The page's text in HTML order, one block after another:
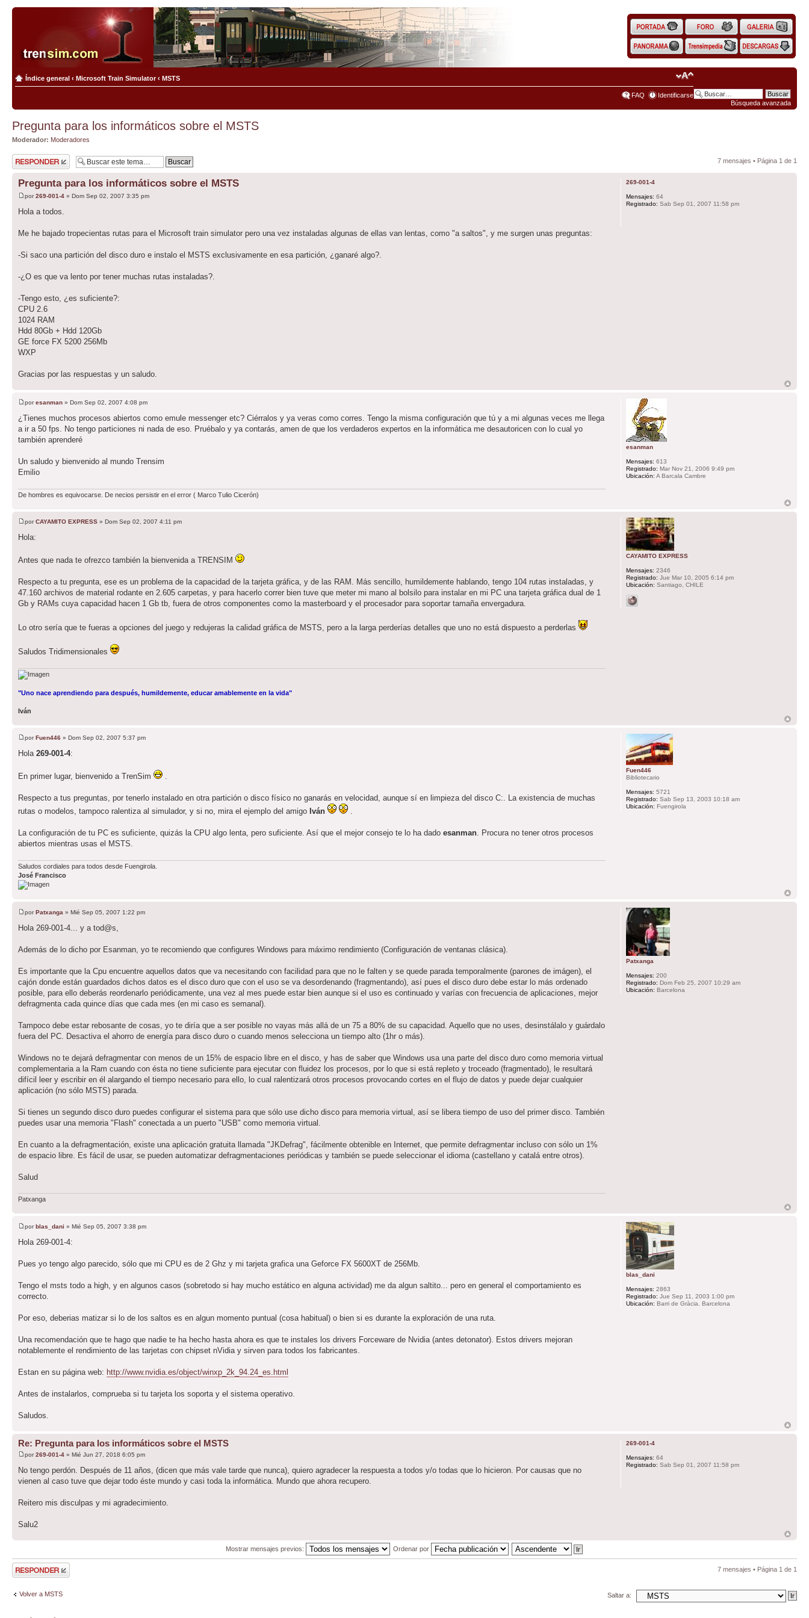
Búsqueda avanzada
Índice general ‹ Microsoft Train Simulator ‹ MSTS
FAQ Identificarse
Pregunta para los informáticos sobre el MSTS
Moderador: Moderadores
Publicar una
respuesta
7 mensajes • Página 1 de 1
Pregunta para los informáticos sobre el MSTS
por269-001-4 » Dom Sep 02, 2007 3:35 pm
Hola a todos.
Me he bajado tropecientas rutas para el Microsoft train simulator pero una vez instaladas algunas de ellas van lentas, como "a saltos", y me surgen unas preguntas:
-Si saco una partición del disco duro e instalo el MSTS exclusivamente en esa partición, ¿ganaré algo?.
-¿O es que va lento por tener muchas rutas instaladas?.
-Tengo esto, ¿es suficiente?:
CPU 2.6
1024 RAM
Hdd 80Gb + Hdd 120Gb
GE force FX 5200 256Mb
WXP
Gracias por las respuestas y un saludo.
269-001-4
Mensajes: 64
Registrado: Sab Sep 01, 2007 11:58 pm
poresanman » Dom Sep 02, 2007 4:08 pm
¿Tienes muchos procesos abiertos como emule messenger etc? Ciérralos y ya veras como corres. Tengo la misma configuración que tú y a mi algunas veces me llega
a ir a 50 fps. No tengo particiones ni nada de eso. Pruébalo y ya contarás, amen de que los verdaderos expertos en la informática me desautoricen con lo cual yo
también aprenderé
Un saludo y bienvenido al mundo Trensim
Emilio
De hombres es equivocarse. De necios persistir en el error ( Marco Tulio Cicerón)
esanman
Mensajes: 613
Registrado: Mar Nov 21, 2006 9:49 pm
Ubicación: A Barcala Cambre
porCAYAMITO EXPRESS » Dom Sep 02, 2007 4:11 pm
Hola:
Antes que nada te ofrezco también la bienvenida a TRENSIM
Respecto a tu pregunta, ese es un problema de la capacidad de la tarjeta gráfica, y de las RAM. Más sencillo, humildemente hablando, tengo 104 rutas instaladas, y
47.160 archivos de material rodante en 2.605 carpetas, y para hacerlo correr bien tuve que meter mi mano al bolsilo para instalar en mi PC una tarjeta gráfica dual de 1
Gb y RAMs cuya capacidad hacen 1 Gb tb, fuera de otros componentes como la masterboard y el procesador para soportar tamaña envergadura.
Lo otro sería que te fueras a opciones del juego y redujeras la calidad gráfica de MSTS, pero a la larga perderías detalles que uno no está dispuesto a perderlas
Saludos Tridimensionales
"Uno nace aprendiendo para después, humildemente, educar amablemente en la vida"
Iván
CAYAMITO EXPRESS
Mensajes: 2346
Registrado: Jue Mar 10, 2005 6:14 pm
Ubicación: Santiago, CHILE
por Fuen446 » Dom Sep 02, 2007 5:37 pm
Hola 269-001-4:
En primer lugar, bienvenido a TrenSim .
Respecto a tus preguntas, por tenerlo instalado en otra partición o disco físico no ganarás en velocidad, aunque sí en limpieza del disco C:. La existencia de muchas
rutas o modelos, tampoco ralentiza al simulador, y si no, mira el ejemplo del amigo Iván .
La configuración de tu PC es suficiente, quizás la CPU algo lenta, pero suficiente. Así que el mejor consejo te lo ha dado esanman. Procura no tener otros procesos
abiertos mientras usas el MSTS.
Saludos cordiales para todos desde Fuengirola.
José Francisco
Fuen446
Bibliotecario
Mensajes: 5721
Registrado: Sab Sep 13, 2003 10:18 am
Ubicación: Fuengirola
porPatxanga » Mié Sep 05, 2007 1:22 pm
Hola 269-001-4... y a tod@s,
Además de lo dicho por Esanman, yo te recomiendo que configures Windows para máximo rendimiento (Configuración de ventanas clásica).
Es importante que la Cpu encuentre aquellos datos que va necesitando con facilidad para que no le falten y se quede parada temporalmente (parones de imágen), el
cajón donde están guardados dichos datos es el disco duro que con el uso se va desordenando (fragmentando), así pues el disco duro debe estar lo más ordenado
posible, para ello deberás reordenarlo periódicamente, una vez al mes puede estar bien aunque si el uso es continuado y varías con frecuencia de aplicaciones, mejor
defragmenta cada quince días que cada mes (en mi caso es semanal).
Tampoco debe estar rebosante de cosas, yo te diría que a ser posible no vayas más allá de un 75 a 80% de su capacidad. Aquello que no uses, desinstálalo y guárdalo
fuera del PC. Desactiva el ahorro de energía para disco duro o cuando menos selecciona un tiempo alto (1hr o más).
Windows no te dejará defragmentar con menos de un 15% de espacio libre en el disco, y has de saber que Windows usa una parte del disco duro como memoria virtual
complementaria a la Ram cuando con ésta no tiene suficiente para ejecutar con fluidez los procesos, por lo que si está repleto y troceado (fragmentado), le resultará
difícil leer y escribir en él alargando el tiempo necesario para ello, lo cual ralentizará otros procesos provocando cortes en el flujo de datos y puede dejar cualquier
aplicación (no sólo MSTS) parada.
Si tienes un segundo disco duro puedes configurar el sistema para que sólo use dicho disco para memoria virtual, así se libera tiempo de uso del primer disco. También
puedes usar una memoria "Flash" conectada a un puerto "USB" como memoria virtual.
En cuanto a la defragmentación, existe una aplicación gratuita llamada "JKDefrag", fácilmente obtenible en Internet, que permite defragmentar incluso con sólo un 1%
de espacio libre. Es fácil de usar, se pueden automatizar defragmentaciones periódicas y también se puede seleccionar el idioma (castellano y catalá entre otros).
Salud
Patxanga
Patxanga
Mensajes: 200
Registrado: Dom Feb 25, 2007 10:29 am
Ubicación: Barcelona
porblas_dani » Mié Sep 05, 2007 3:38 pm
Hola 269-001-4:
Pues yo tengo algo parecido, sólo que mi CPU es de 2 Ghz y mi tarjeta grafica una Geforce FX 5600XT de 256Mb.
Tengo el msts todo a high, y en algunos casos (sobretodo si hay mucho estático en alguna actividad) me da algun saltito... pero en general el comportamiento es
correcto.
Por eso, deberias matizar si lo de los saltos es en algun momento puntual (cosa habitual) o bien si es durante la exploración de una ruta.
Una recomendación que te hago que nadie te ha hecho hasta ahora es que te instales los drivers Forceware de Nvidia (antes detonator). Estos drivers mejoran
notablemente el rendimiento de las tarjetas con chipset nVidia y sirven para todos los fabricantes.
Estan en su página web: http://www.nvidia.es/object/winxp_2k_94.24_es.html
Antes de instalarlos, comprueba si tu tarjeta los soporta y el sistema operativo.
Saludos.
blas_dani
Mensajes: 2863
Registrado: Jue Sep 11, 2003 1:00 pm
Ubicación: Barri de Gràcia. Barcelona
Re: Pregunta para los informáticos sobre el MSTS
por269-001-4 » Mié Jun 27, 2018 6:05 pm
No tengo perdón. Después de 11 años, (dicen que más vale tarde que nunca), quiero agradecer la respuesta a todos y/o todas que lo hicieron. Por causas que no
vienen al caso tuve que dejar todo éste mundo y casi toda la informática. Mundo que ahora recupero.
Reitero mis disculpas y mi agradecimiento.
Salu2
269-001-4
Mensajes: 64
Registrado: Sab Sep 01, 2007 11:58 pm
Mostrar mensajes previos: Ordenar por
Publicar una
respuesta
7 mensajes • Página 1 de 1
Volver a MSTS Saltar a: